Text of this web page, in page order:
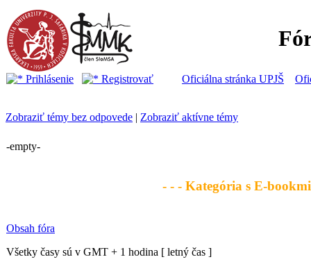
Prihlásenie Registrovať Oficiálna stránka UPJŠ
Zobraziť témy bez odpovede | Zobraziť aktívne témy
-empty-
- - - Kategória s E-
Obsah fóra
Všetky časy sú v GMT + 1 hodina [ letný čas ]